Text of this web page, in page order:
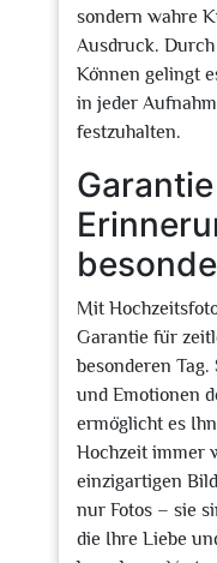
sondern wahre
Ausdruck.
Können gelingt
in jeder
festzuhalten.
Mit
Garantie für
besonderen Tag.
und Emotionen
ermöglicht es
Hochzeit immer
einzigartigen
nur Fotos – sie
die Ihre Liebe